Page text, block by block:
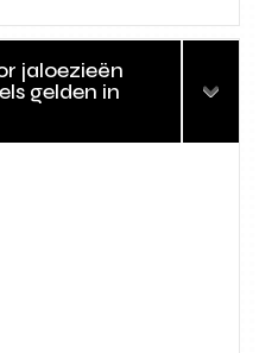
jaloezieën
gelden in